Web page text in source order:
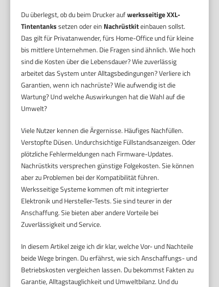
Du überlegst, ob du beim Drucker aufwerksseitige XXL-
Tintentankssetzen oder ein Nachrüstkiteinbauen sollst.
Das gilt für Privatanwender, fürs Home-Office und für kleine
bis mittlere Unternehmen. Die Fragen sind ähnlich. Wie hoch
sind die Kosten über die Lebensdauer? Wie zuverlässig
arbeitet das System unter Alltagsbedingungen? Verliere ich
Garantien, wenn ich nachrüste? Wie aufwendig ist die
Wartung? Und welche Auswirkungen hat die Wahl auf die
Umwelt?
Viele Nutzer kennen die Ärgernisse. Häufiges Nachfüllen.
Verstopfte Düsen. Undurchsichtige Füllstandsanzeigen. Oder
plötzliche Fehlermeldungen nach Firmware-Updates.
Nachrüstkits versprechen günstige Folgekosten. Sie können
aber zu Problemen bei der Kompatibilität führen.
Werksseitige Systeme kommen oft mit integrierter
Elektronik und Hersteller-Tests. Sie sind teurer in der
Anschaffung. Sie bieten aber andere Vorteile bei
Zuverlässigkeit und Service.
In diesem Artikel zeige ich dir klar, welche Vor- und Nachteile
beide Wege bringen. Du erfährst, wie sich Anschaffungs- und
Betriebskosten vergleichen lassen. Du bekommst Fakten zu
Garantie, Alltagstauglichkeit und Umweltbilanz. Und du